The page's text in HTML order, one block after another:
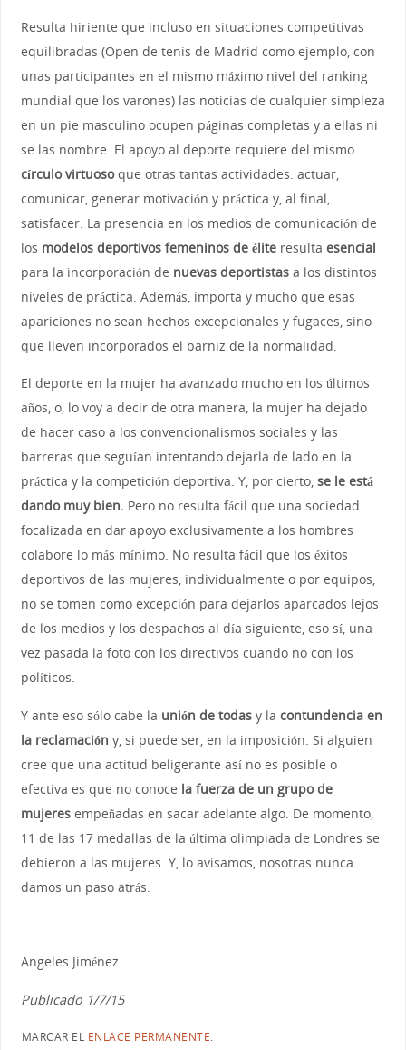
Resulta hiriente que incluso en situaciones competitivas
equilibradas (Open de tenis de Madrid como ejemplo, con
unas participantes en el mismo máximo nivel del ranking
mundial que los varones) las noticias de cualquier simpleza
en un pie masculino ocupen páginas completas y a ellas ni
se las nombre. El apoyo al deporte requiere del mismo
círculo virtuosoque otras tantas actividades: actuar,
comunicar, generar motivación y práctica y, al final,
satisfacer. La presencia en los medios de comunicación de
los modelos deportivos femeninos de éliteresulta esencial
para la incorporación de nuevas deportistasa los distintos
niveles de práctica. Además, importa y mucho que esas
apariciones no sean hechos excepcionales y fugaces, sino
que lleven incorporados el barniz de la normalidad.
El deporte en la mujer ha avanzado mucho en los últimos
años, o, lo voy a decir de otra manera, la mujer ha dejado
de hacer caso a los convencionalismos sociales y las
barreras que seguían intentando dejarla de lado en la
práctica y la competición deportiva. Y, por cierto, se le está
dando muy bien.Pero no resulta fácil que una sociedad
focalizada en dar apoyo exclusivamente a los hombres
colabore lo más mínimo. No resulta fácil que los éxitos
deportivos de las mujeres, individualmente o por equipos,
no se tomen como excepción para dejarlos aparcados lejos
de los medios y los despachos al día siguiente, eso sí, una
vez pasada la foto con los directivos cuando no con los
políticos.
Y ante eso sólo cabe la unión de todasy la contundencia en
la reclamación y, si puede ser, en la imposición. Si alguien
cree que una actitud beligerante así no es posible o
efectiva es que no conoce la fuerza de un grupo de
mujeresempeñadas en sacar adelante algo. De momento,
11 de las 17 medallas de la última olimpiada de Londres se
debieron a las mujeres. Y, lo avisamos, nosotras nunca
damos un paso atrás.
Angeles Jiménez
Publicado 1/7/15
MARCAR EL ENLACE PERMANENTE.